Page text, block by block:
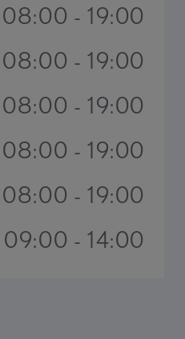
08:00 - 19:00
08:00 - 19:00
08:00 - 19:00
08:00 - 19:00
08:00 - 19:00
09:00 - 14:00